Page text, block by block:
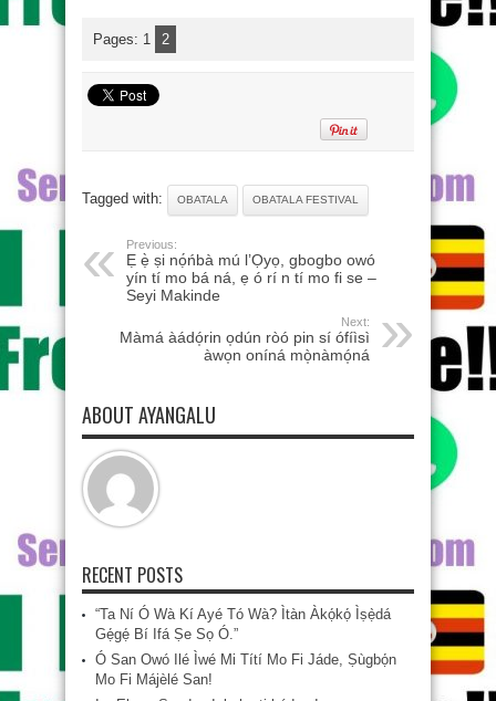
Pages: 1 2
Tagged with: OBATALA OBATALA FESTIVAL
Previous:
Ẹ ẹ̀ ṣi nọ́ńbà mú l’Ọyọ, gbogbo owó
yín tí mo bá ná, ẹ ó rí n tí mo fi se –
Seyi Makinde
Next:
Màmá àádó̩rin o̩dún ròó pin sí ófíìsì
àwo̩n oníná mò̩nàmó̩ná
ABOUT AYANGALU
RECENT POSTS
“Ta Ní Ó Wà Kí Ayé Tó Wà? Ìtàn Àkọ́kọ́ Ìṣẹ̀dá
Gẹ́gẹ́ Bí Ifá Ṣe Sọ Ó.”
Ó San Owó Ilé Ìwé Mi Títí Mo Fi Jáde, Ṣùgbọ́n
Mo Fi Májèlé San!